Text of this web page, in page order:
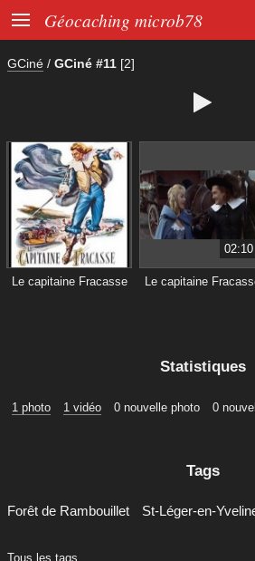
 Géocaching microb78
GCiné / GCiné #11 [2]

Le capitaine Fracasse
02:10
Le capitaine
Statistiques
1 photo 1 vidéo 0 nouvelle photo 0
Tags
Forêt de Rambouillet St-Léger-en-
Tous les tags